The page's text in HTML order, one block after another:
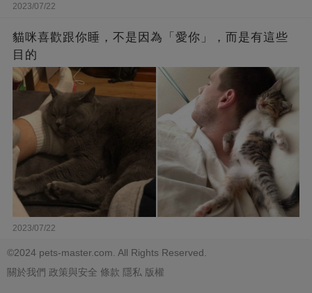
2023/07/22
貓咪喜歡跟你睡，不是因為「愛你」，而是有這些
目的
2023/07/22
©2024 pets-master.com. All Rights Reserved.
關於我們 政策與安全 條款 隱私 版權